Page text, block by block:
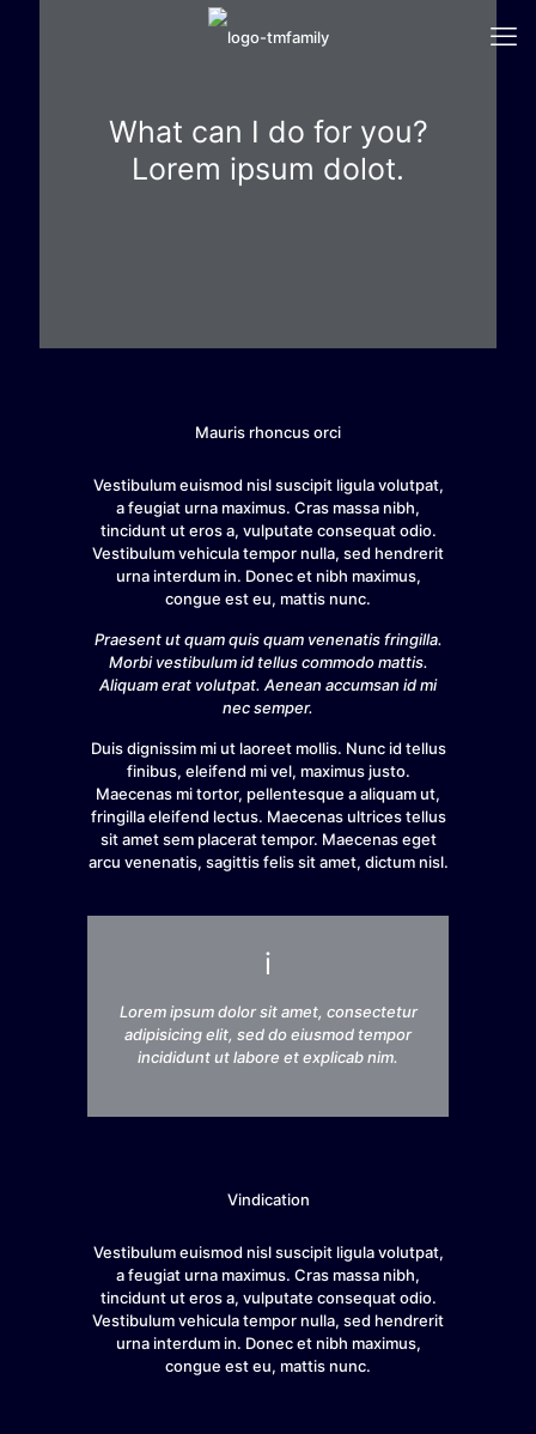
What can I do for you?
Lorem ipsum dolot.
Mauris rhoncus orci
Vestibulum euismod nisl suscipit ligula volutpat,
a feugiat urna maximus. Cras massa nibh,
tincidunt ut eros a, vulputate consequat odio.
Vestibulum vehicula tempor nulla, sed hendrerit
urna interdum in. Donec et nibh maximus,
congue est eu, mattis nunc.
Praesent ut quam quis quam venenatis fringilla.
Morbi vestibulum id tellus commodo mattis.
Aliquam erat volutpat. Aenean accumsan id mi
nec semper.
Duis dignissim mi ut laoreet mollis. Nunc id tellus
finibus, eleifend mi vel, maximus justo.
Maecenas mi tortor, pellentesque a aliquam ut,
fringilla eleifend lectus. Maecenas ultrices tellus
sit amet sem placerat tempor. Maecenas eget
arcu venenatis, sagittis felis sit amet, dictum nisl.
i
Lorem ipsum dolor sit amet, consectetur
adipisicing elit, sed do eiusmod tempor
incididunt ut labore et explicab nim.
Vindication
Vestibulum euismod nisl suscipit ligula volutpat,
a feugiat urna maximus. Cras massa nibh,
tincidunt ut eros a, vulputate consequat odio.
Vestibulum vehicula tempor nulla, sed hendrerit
urna interdum in. Donec et nibh maximus,
congue est eu, mattis nunc.